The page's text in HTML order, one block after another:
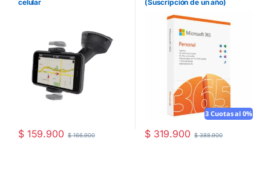
celular
$159.900 $166.900
(Suscripción de un año)
3 Cuotas al 0%
$319.900 $388.900